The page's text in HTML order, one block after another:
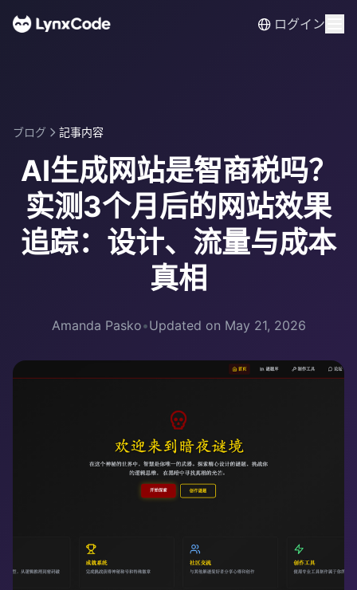
ログイン
ブログ 記事内容
AI生成网站是智商税吗？
实测3个月后的网站效果
追踪：设计、流量与成本
真相
Amanda Pasko•Updated on May 21, 2026